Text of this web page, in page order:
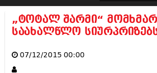
კატალოგი
„ტოტალ შარმი“
საახალწლო
07/12/2015 00:00